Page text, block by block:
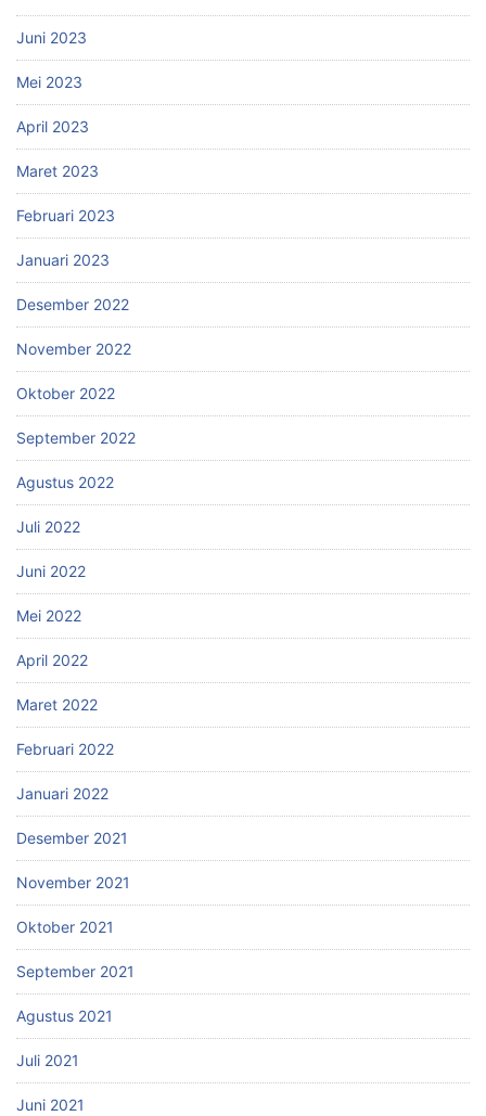
Juni 2023
Mei 2023
April 2023
Maret 2023
Februari 2023
Januari 2023
Desember 2022
November 2022
Oktober 2022
September 2022
Agustus 2022
Juli 2022
Juni 2022
Mei 2022
April 2022
Maret 2022
Februari 2022
Januari 2022
Desember 2021
November 2021
Oktober 2021
September 2021
Agustus 2021
Juli 2021
Juni 2021